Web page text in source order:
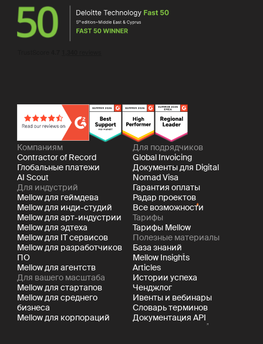
Компаниям
Contractor of Record
Глобальные платежи
AI Scout
Для индустрий
Mellow для геймдева
Mellow для инди-студий
Mellow для арт-индустрии
Mellow для эдтеха
Mellow для IT сервисов
Mellow для разработчиков
ПО
Mellow для агентств
Для вашего масштаба
Mellow для стартапов
Mellow для среднего
бизнеса
Mellow для корпораций
Для подрядчиков
Global Invoicing
Документы для Digital
Nomad Visa
Гарантия оплаты
Радар проектов
Все возможности
Тарифы
Тарифы Mellow
Полезные материалы
База знаний
Mellow Insights
Articles
Истории успеха
Ченджлог
Ивенты и вебинары
Словарь терминов
Документация API